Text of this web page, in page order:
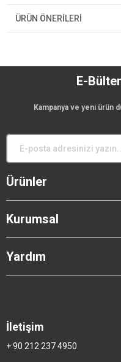
ÜRÜN ÖNERILERI
E-
Kampanya ve yeni ürün
Ürünler
Kurumsal
Yardım
İletişim
+ 90 212 237 4950